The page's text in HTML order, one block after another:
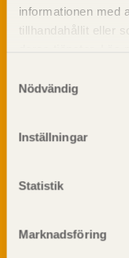
informationen med
tillhandahållit eller
Nödvändig
Inställningar
Statistik
Marknadsföring
Vi värnar om
Genom att klicka